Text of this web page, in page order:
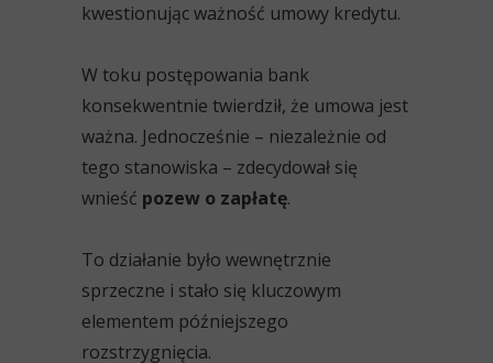
kwestionując ważność umowy kredytu.
W toku postępowania bank
konsekwentnie twierdził, że umowa jest
ważna. Jednocześnie – niezależnie od
tego stanowiska – zdecydował się
wnieść pozew o zapłatę.
To działanie było wewnętrznie
sprzeczne i stało się kluczowym
elementem późniejszego
rozstrzygnięcia.